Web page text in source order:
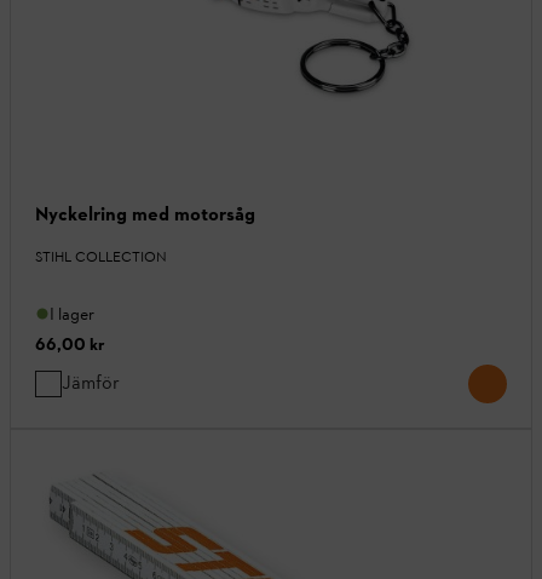
Nyckelring med motorsåg
STIHL COLLECTION
I lager
66,00 kr
Jämför